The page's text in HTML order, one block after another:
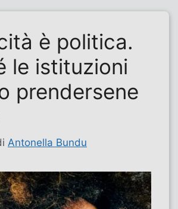
è politica.
le istituzioni
prendersene
Antonella Bundu